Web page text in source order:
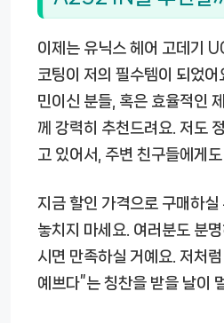
이제는 유닉스 헤어 고데기
코팅이 저의 필수템이 되었어
민이신 분들, 혹은 효율적인
께 강력히 추천드려요. 저도
고 있어서, 주변 친구들에게
지금 할인 가격으로 구매하실
놓치지 마세요. 여러분도 분
시면 만족하실 거예요. 저처
예쁘다”는 칭찬을 받을 날이